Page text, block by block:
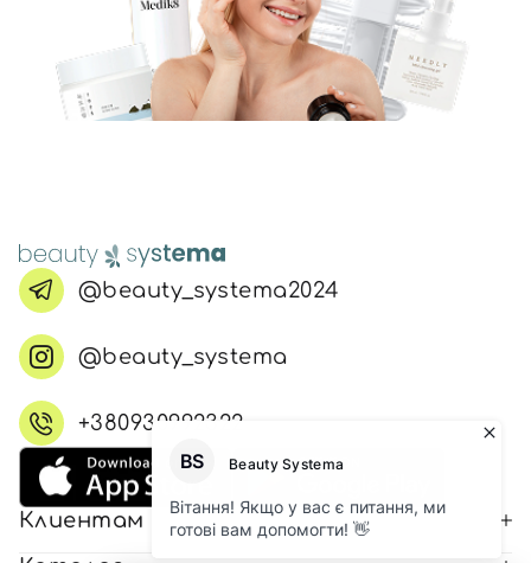
@beauty_systema2024
@beauty_systema
+380930992322
Клиентам